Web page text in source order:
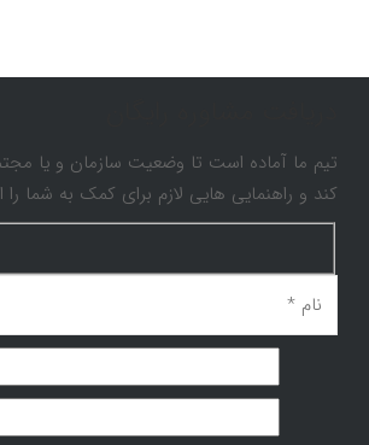
تیم ما آماده است تا وضعیت سازمان و یا
کند و راهنمایی هایی لازم برای کمک به شما را